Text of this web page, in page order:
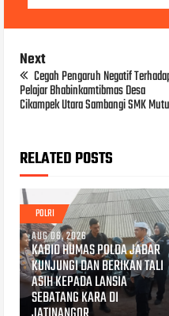
Next
Cegah Pengaruh Negatif
Pelajar Bhabinkamtibmas Desa
Cikampek Utara Sambangi SMK Mutu
RELATED POSTS
POLRI
AUG 06, 2026
KABID HUMAS POLDA JABAR
KUNJUNGI DAN BERIKAN TALI
ASIH KEPADA LANSIA
SEBATANG KARA DI